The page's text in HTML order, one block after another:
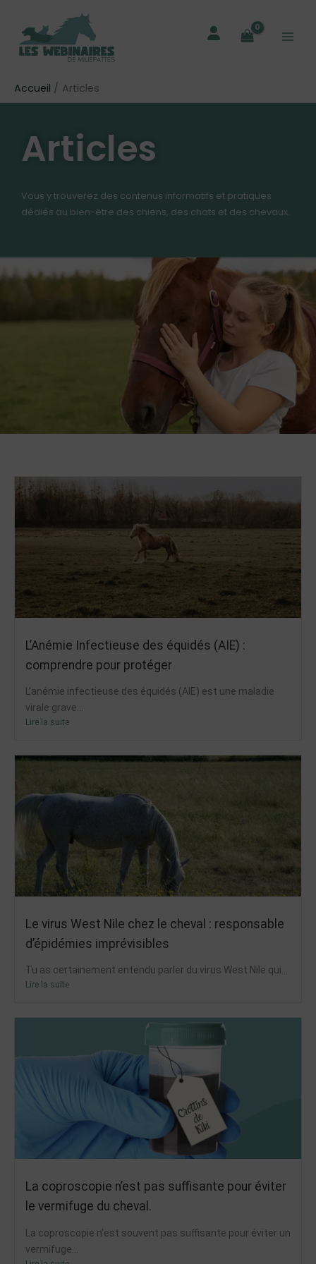
contenu
Accueil Articles
Articles
Vous y trouverez des contenus informatifs et pratiques
dédiés au bien-être des chiens, des chats et des chevaux.
L’Anémie Infectieuse des équidés (AIE) :
comprendre pour protéger
L’anémie infectieuse des équidés (AIE) est une maladie
virale grave...
Lire la suite
Le virus West Nile chez le cheval : responsable
d’épidémies imprévisibles
Tu as certainement entendu parler du virus West Nile qui...
Lire la suite
La coproscopie n’est pas suffisante pour éviter
le vermifuge du cheval.
La coproscopie n’est souvent pas suffisante pour éviter un
vermifuge...